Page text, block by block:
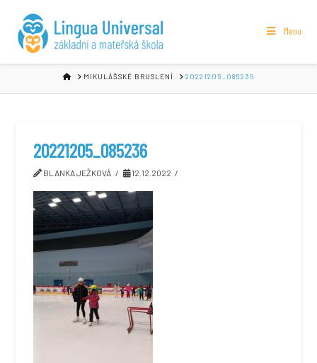
Menu
HOMEMIKULÁŠSKÉ BRUSLENÍ 20221205_085236
20221205_085236
BLANKA JEŽKOVÁ 12.12.2022